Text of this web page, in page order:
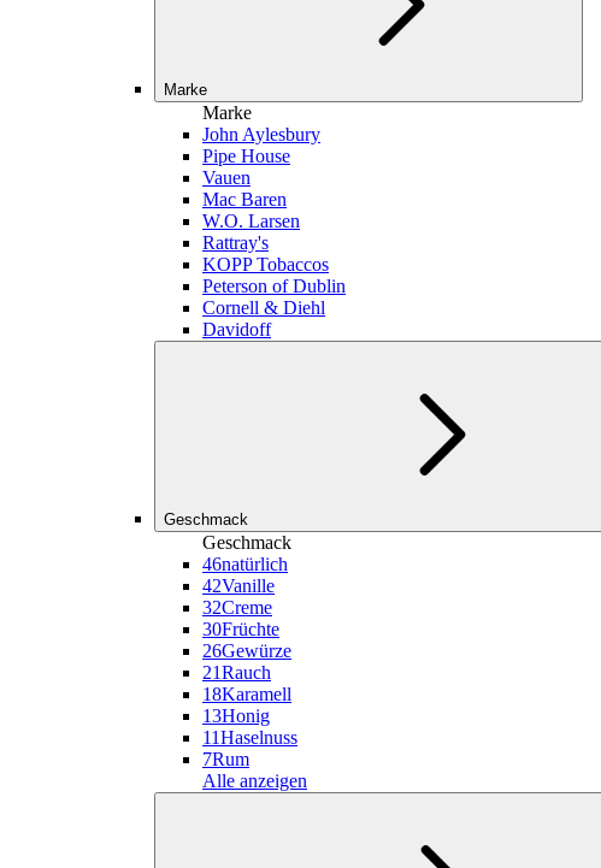
Marke
Marke
John Aylesbury
Pipe House
Vauen
Mac Baren
W.O. Larsen
Rattray's
KOPP Tobaccos
Peterson of Dublin
Cornell & Diehl
Davidoff
Geschmack
Geschmack
46natürlich
42Vanille
32Creme
30Früchte
26Gewürze
21Rauch
18Karamell
13Honig
11Haselnuss
7Rum
Alle anzeigen